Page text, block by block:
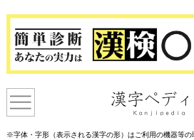
※字体・字形（表示される漢字の形）はご利用の機器等の